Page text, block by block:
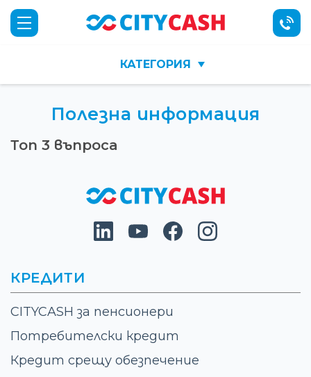
КАТЕГОРИЯ
НАЧАЛО
ЗАРЕЖДАНЕ..
Полезна информация
Топ 3 въпроса
КРЕДИТИ
CITYCASH за пенсионери
Потребителски кредит
Кредит срещу обезпечение